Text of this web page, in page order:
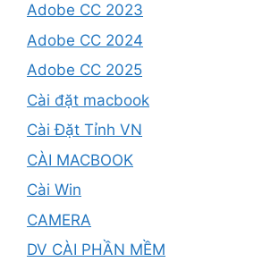
Adobe CC 2023
Adobe CC 2024
Adobe CC 2025
Cài đặt macbook
Cài Đặt Tỉnh VN
CÀI MACBOOK
Cài Win
CAMERA
DV CÀI PHẦN MỀM